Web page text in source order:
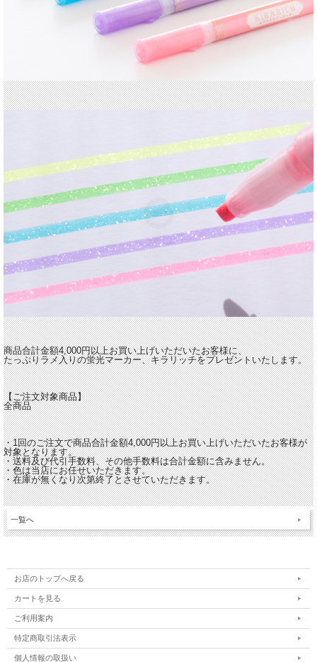
商品合計金額4,000円以上お買い上げいただいたお客様に、
たっぷりラメ入りの蛍光マーカー、キラリッチをプレゼントいたします。
【ご注文対象商品】
全商品
・1回のご注文で商品合計金額4,000円以上お買い上げいただいたお客様が
対象となります。
・送料及び代引手数料、その他手数料は合計金額に含みません。
・色は当店にお任せいただきます。
・在庫が無くなり次第終了とさせていただきます。
一覧へ
お店のトップへ戻る
カートを見る
ご利用案内
特定商取引法表示
個人情報の取扱い